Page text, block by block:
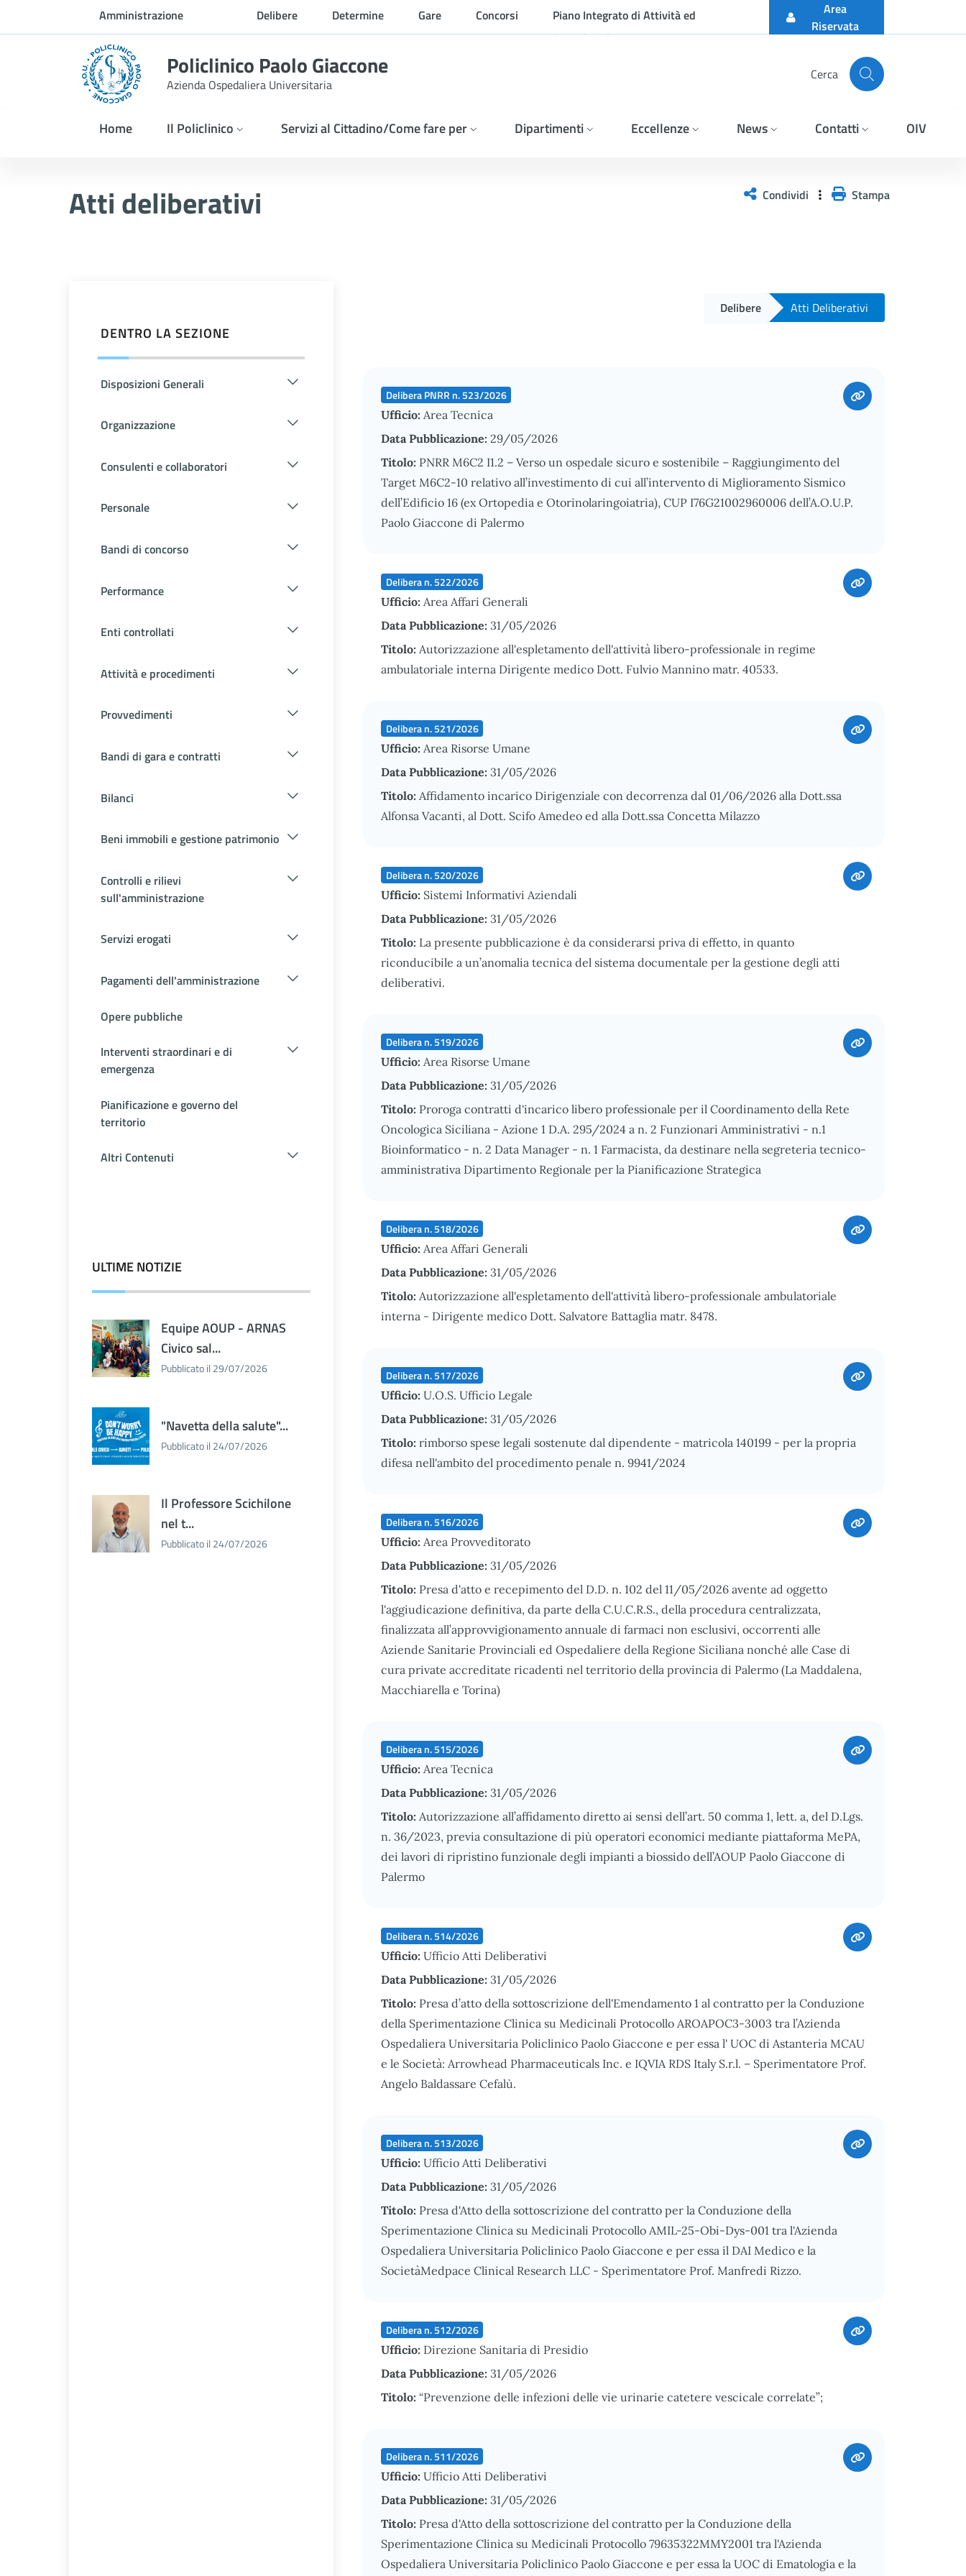
Skip to Main ContentAmministrazione
trasparente
Delibere Determine Gare Concorsi
Piano Integrato di Attività ed
Organizzazione
Area
Riservata
Policlinico Paolo Giaccone
Azienda Ospedaliera Universitaria
Cerca
Home Il Policlinico Servizi al Cittadino/Come fare per Dipartimenti Eccellenze News Contatti OIV
Atti deliberativi Condividi Stampa
DENTRO LA SEZIONE
Disposizioni Generali
Organizzazione
Consulenti e collaboratori
Personale
Bandi di concorso
Performance
Enti controllati
Attività e procedimenti
Provvedimenti
Bandi di gara e contratti
Bilanci
Beni immobili e gestione patrimonio
Controlli e rilievi
sull'amministrazione
Servizi erogati
Pagamenti dell'amministrazione
Opere pubbliche
Interventi straordinari e di
emergenza
Pianificazione e governo del
territorio
Altri Contenuti
ULTIME NOTIZIE
Equipe AOUP - ARNAS
Civico sal...
Pubblicato il 29/07/2026
"Navetta della salute"...
Pubblicato il 24/07/2026
Il Professore Scichilone
nel t...
Pubblicato il 24/07/2026
Delibere Atti Deliberativi
Delibera PNRR n. 523/2026
Ufficio: Area Tecnica
Data Pubblicazione: 29/05/2026
Titolo: PNRR M6C2 I1.2 – Verso un ospedale sicuro e sostenibile – Raggiungimento del
Target M6C2-10 relativo all’investimento di cui all’intervento di Miglioramento Sismico
dell’Edificio 16 (ex Ortopedia e Otorinolaringoiatria), CUP I76G21002960006 dell’A.O.U.P.
Paolo Giaccone di Palermo
Delibera n. 522/2026
Ufficio: Area Affari Generali
Data Pubblicazione: 31/05/2026
Titolo: Autorizzazione all'espletamento dell'attività libero-professionale in regime
ambulatoriale interna Dirigente medico Dott. Fulvio Mannino matr. 40533.
Delibera n. 521/2026
Ufficio: Area Risorse Umane
Data Pubblicazione: 31/05/2026
Titolo: Affidamento incarico Dirigenziale con decorrenza dal 01/06/2026 alla Dott.ssa
Alfonsa Vacanti, al Dott. Scifo Amedeo ed alla Dott.ssa Concetta Milazzo
Delibera n. 520/2026
Ufficio: Sistemi Informativi Aziendali
Data Pubblicazione: 31/05/2026
Titolo: La presente pubblicazione è da considerarsi priva di effetto, in quanto
riconducibile a un’anomalia tecnica del sistema documentale per la gestione degli atti
deliberativi.
Delibera n. 519/2026
Ufficio: Area Risorse Umane
Data Pubblicazione: 31/05/2026
Titolo: Proroga contratti d'incarico libero professionale per il Coordinamento della Rete
Oncologica Siciliana - Azione 1 D.A. 295/2024 a n. 2 Funzionari Amministrativi - n.1
Bioinformatico - n. 2 Data Manager - n. 1 Farmacista, da destinare nella segreteria tecnico-
amministrativa Dipartimento Regionale per la Pianificazione Strategica
Delibera n. 518/2026
Ufficio: Area Affari Generali
Data Pubblicazione: 31/05/2026
Titolo: Autorizzazione all'espletamento dell'attività libero-professionale ambulatoriale
interna - Dirigente medico Dott. Salvatore Battaglia matr. 8478.
Delibera n. 517/2026
Ufficio: U.O.S. Ufficio Legale
Data Pubblicazione: 31/05/2026
Titolo: rimborso spese legali sostenute dal dipendente - matricola 140199 - per la propria
difesa nell'ambito del procedimento penale n. 9941/2024
Delibera n. 516/2026
Ufficio: Area Provveditorato
Data Pubblicazione: 31/05/2026
Titolo: Presa d'atto e recepimento del D.D. n. 102 del 11/05/2026 avente ad oggetto
l'aggiudicazione definitiva, da parte della C.U.C.R.S., della procedura centralizzata,
finalizzata all’approvvigionamento annuale di farmaci non esclusivi, occorrenti alle
Aziende Sanitarie Provinciali ed Ospedaliere della Regione Siciliana nonché alle Case di
cura private accreditate ricadenti nel territorio della provincia di Palermo (La Maddalena,
Macchiarella e Torina)
Delibera n. 515/2026
Ufficio: Area Tecnica
Data Pubblicazione: 31/05/2026
Titolo: Autorizzazione all’affidamento diretto ai sensi dell’art. 50 comma 1, lett. a, del D.Lgs.
n. 36/2023, previa consultazione di più operatori economici mediante piattaforma MePA,
dei lavori di ripristino funzionale degli impianti a biossido dell’AOUP Paolo Giaccone di
Palermo
Delibera n. 514/2026
Ufficio: Ufficio Atti Deliberativi
Data Pubblicazione: 31/05/2026
Titolo: Presa d’atto della sottoscrizione dell'Emendamento 1 al contratto per la Conduzione
della Sperimentazione Clinica su Medicinali Protocollo AROAPOC3-3003 tra l’Azienda
Ospedaliera Universitaria Policlinico Paolo Giaccone e per essa l' UOC di Astanteria MCAU
e le Società: Arrowhead Pharmaceuticals Inc. e IQVIA RDS Italy S.r.l. – Sperimentatore Prof.
Angelo Baldassare Cefalù.
Delibera n. 513/2026
Ufficio: Ufficio Atti Deliberativi
Data Pubblicazione: 31/05/2026
Titolo: Presa d'Atto della sottoscrizione del contratto per la Conduzione della
Sperimentazione Clinica su Medicinali Protocollo AMIL-25-Obi-Dys-001 tra l'Azienda
Ospedaliera Universitaria Policlinico Paolo Giaccone e per essa il DAI Medico e la
SocietàMedpace Clinical Research LLC - Sperimentatore Prof. Manfredi Rizzo.
Delibera n. 512/2026
Ufficio: Direzione Sanitaria di Presidio
Data Pubblicazione: 31/05/2026
Titolo: “Prevenzione delle infezioni delle vie urinarie catetere vescicale correlate”;
Delibera n. 511/2026
Ufficio: Ufficio Atti Deliberativi
Data Pubblicazione: 31/05/2026
Titolo: Presa d'Atto della sottoscrizione del contratto per la Conduzione della
Sperimentazione Clinica su Medicinali Protocollo 79635322MMY2001 tra l'Azienda
Ospedaliera Universitaria Policlinico Paolo Giaccone e per essa la UOC di Ematologia e la